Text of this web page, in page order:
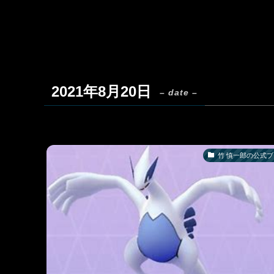
2021年8月20日 – date –
竹 慎一郎の公式